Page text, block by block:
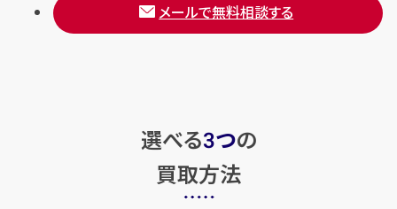
メールで無料相談する
選べる3つの
買取方法